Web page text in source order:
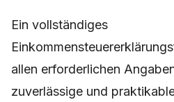
Ein vollständiges
allen erforderlichen
zuverlässige und